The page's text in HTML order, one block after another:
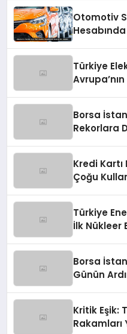
Otomotiv
Türkiye
Borsa
Rekorlara
Kredi
Çoğu
Türkiye
İlk Nükleer
Borsa
Günün
Kritik Eşik:
Rakamları